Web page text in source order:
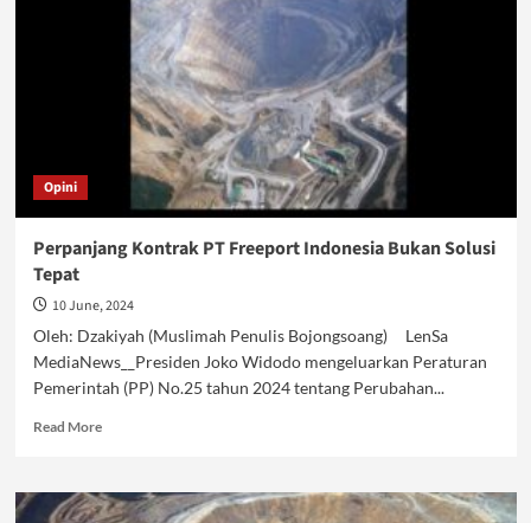
Opini
Perpanjang Kontrak PT Freeport Indonesia Bukan Solusi
Tepat
10 June, 2024
Oleh: Dzakiyah (Muslimah Penulis Bojongsoang) LenSa
MediaNews__Presiden Joko Widodo mengeluarkan Peraturan
Pemerintah (PP) No.25 tahun 2024 tentang Perubahan...
Read MoreRead
Perpanjang
Kontrak